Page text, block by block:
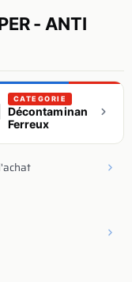
- ANTI
CATEGORIE
Décontaminants
Ferreux